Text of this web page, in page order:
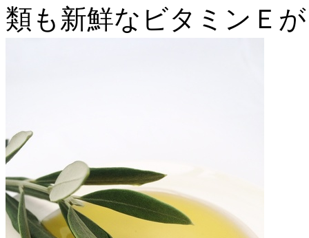
類も新鮮なビタミンＥ